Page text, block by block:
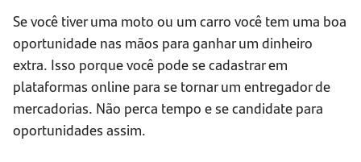
Se você tiver uma moto ou um carro você tem uma boa
oportunidade nas mãos para ganhar um dinheiro
extra. Isso porque você pode se cadastrar em
plataformas online para se tornar um entregador de
mercadorias. Não perca tempo e se candidate para
oportunidades assim.